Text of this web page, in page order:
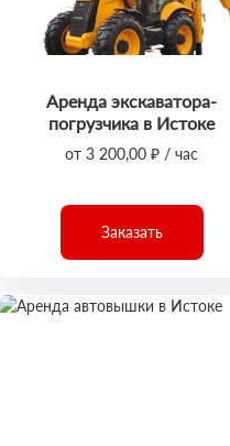
Аренда экскаватора-
погрузчика в Истоке
от 3 200,00 ₽ / час
Заказать